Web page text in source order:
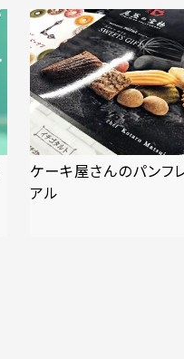
ケーキ屋さんのパンフ
アル